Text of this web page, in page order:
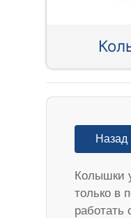
Назад
Колышки
только в
работать